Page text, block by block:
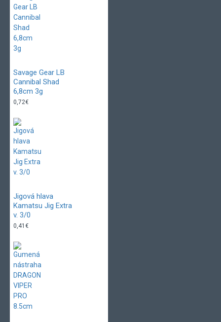
Savage Gear LB
Cannibal Shad
6,8cm 3g
0,72€
Jigová hlava
Kamatsu Jig Extra
v. 3/0
0,41€